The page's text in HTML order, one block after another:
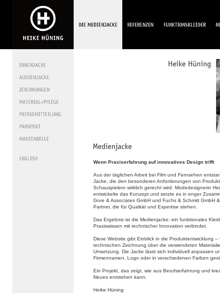
Wenn Praxiserfahrung auf innovatives Design trifft
Aus der täglichen Arbeit bei Film und Fernsehen
Jacke, die den besonderen Anforderungen von
Schauspielern wirklich gerecht wird. Modedesignerin
entwickelte das Konzept und setzte es in enger
Gore & Associates GmbH und Fuchs & Schmitt GmbH
Partner, die für Qualität und Expertise stehen.
Das Ergebnis ist die Medienjacke: ein funktionales
Praxiswissen mit technischer Innovation verbindet.
Diese Website gibt Einblick in die Produktentwicklung –
technischen Zeichnung über die verwendeten
Umsetzung. Die Jacke lässt sich individuell anpassen
Firmennamen, Logo oder in verschiedenen Farben
Ein Projekt, das zeigt, wie aus Berufserfahrung und
Neues entstehen kann.
Heike Hüning